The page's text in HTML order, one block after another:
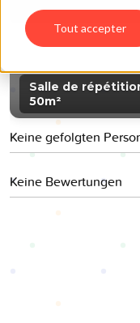
Tout accepter
Salle de
50m²
Keine gefolgten
Keine Bewertungen